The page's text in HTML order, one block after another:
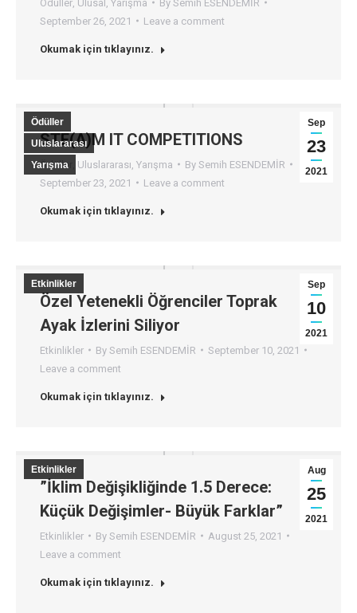
Ödüller Ulusal Yarışma By Semih ESENDEMİR
September 26, 2021
Leave a comment
Okumak için tıklayınız.
Sep
23
2021
Ödüller
Uluslararası
Yarışma
STE(A)M IT COMPETITIONS
Ödüller Uluslararası Yarışma By Semih ESENDEMİR
September 23, 2021
Leave a comment
Okumak için tıklayınız.
Sep
10
2021
Etkinlikler
Özel Yetenekli Öğrenciler Toprak
Ayak İzlerini Siliyor
Etkinlikler By Semih ESENDEMİR
September 10, 2021
Leave a comment
Okumak için tıklayınız.
Aug
25
2021
Etkinlikler
”İklim Değişikliğinde 1.5 Derece:
Küçük Değişimler- Büyük Farklar”
Etkinlikler By Semih ESENDEMİR
August 25, 2021
Leave a comment
Okumak için tıklayınız.